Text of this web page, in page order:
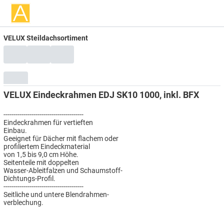
VELUX Steildachsortiment
VELUX Eindeckrahmen EDJ SK10 1000, inkl. BFX
----------------------------------------
Eindeckrahmen für vertieften
Einbau.
Geeignet für Dächer mit flachem oder
profiliertem Eindeckmaterial
von 1,5 bis 9,0 cm Höhe.
Seitenteile mit doppelten
Wasser-Ableitfalzen und Schaumstoff-
Dichtungs-Profil.
----------------------------------------
Seitliche und untere Blendrahmen-
verblechung.